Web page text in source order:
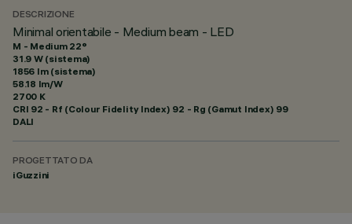
DESCRIZIONE
Minimal orientabile - Medium beam - LED
M - Medium 22°
31.9 W (sistema)
1856 lm (sistema)
58.18 lm/W
2700 K
CRI 92 - Rf (Colour Fidelity Index) 92 - Rg (Gamut Index) 99
DALI
PROGETTATO DA
iGuzzini